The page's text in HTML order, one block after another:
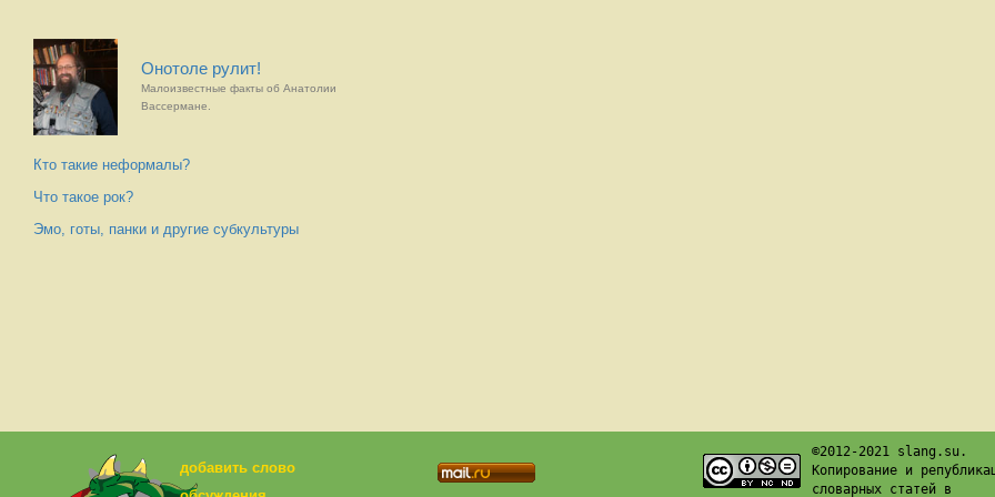
Онотоле рулит!
Малоизвестные факты об Анатолии
Вассермане.
Кто такие неформалы?
Что такое рок?
Эмо, готы, панки и другие субкультуры
добавить слово
©2012-2021 slang.su.
Копирование и
словарных статей в